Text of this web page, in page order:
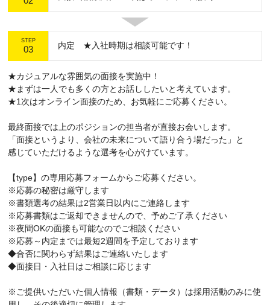
STEP
03 内定 ★入社時期は相談可能です！
★カジュアルな雰囲気の面接を実施中！
★まずは一人でも多くの方とお話ししたいと考えています。
★1次はオンライン面接のため、お気軽にご応募ください。
最終面接では上のポジションの担当者が直接お会いします。
「面接というより、会社の未来について語り合う場だった」と
感じていただけるような選考を心がけています。
【type】の専用応募フォームからご応募ください。
※応募の秘密は厳守します
※書類選考の結果は2営業日以内にご連絡します
※応募書類はご返却できませんので、予めご了承ください
※夜間OKの面接も可能なのでご相談ください
※応募～内定までは最短2週間を予定しております
◆合否に関わらず結果はご連絡いたします
◆面接日・入社日はご相談に応じます
※ご提供いただいた個人情報（書類・データ）は採用活動のみに使